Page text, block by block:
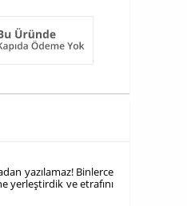
yazılamaz! Binlerce
yerleştirdik ve etrafını